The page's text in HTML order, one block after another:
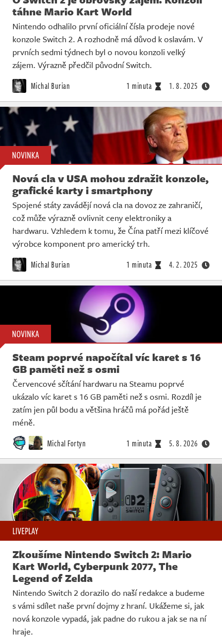
táhne Mario Kart World
Nintendo odhalilo první oficiální čísla prodeje nové
konzole Switch 2. A rozhodně má důvod k oslavám. V
prvních sedmi týdnech byl o novou konzoli velký
zájem. Výrazně předčil původní Switch.
Michal Burian 1 minuta 1. 8. 2025
NOVINKA
Nová cla v USA mohou zdražit konzole,
grafické karty i smartphony
Spojené státy zavádějí nová cla na dovoz ze zahraničí,
což může výrazně ovlivnit ceny elektroniky a
hardwaru. Vzhledem k tomu, že Čína patří mezi klíčové
výrobce komponent pro americký trh.
Michal Burian 1 minuta 4. 2. 2025
NOVINKA
Steam poprvé napočítal víc karet s 16
GB paměti než s osmi
Červencové sčítání hardwaru na Steamu poprvé
ukázalo víc karet s 16 GB paměti než s osmi. Rozdíl je
zatím jen půl bodu a většina hráčů má pořád ještě
méně.
Michal Fortyn 1 minuta 5. 8. 2026
LIVEPLAY
Zkoušíme Nintendo Switch 2: Mario
Kart World, Cyberpunk 2077, The
Legend of Zelda
Nintendo Switch 2 dorazilo do naší redakce a budeme
s vámi sdílet naše první dojmy z hraní. Ukážeme si, jak
nová konzole vypadá, jak padne do rukou a jak se na ní
hraje.